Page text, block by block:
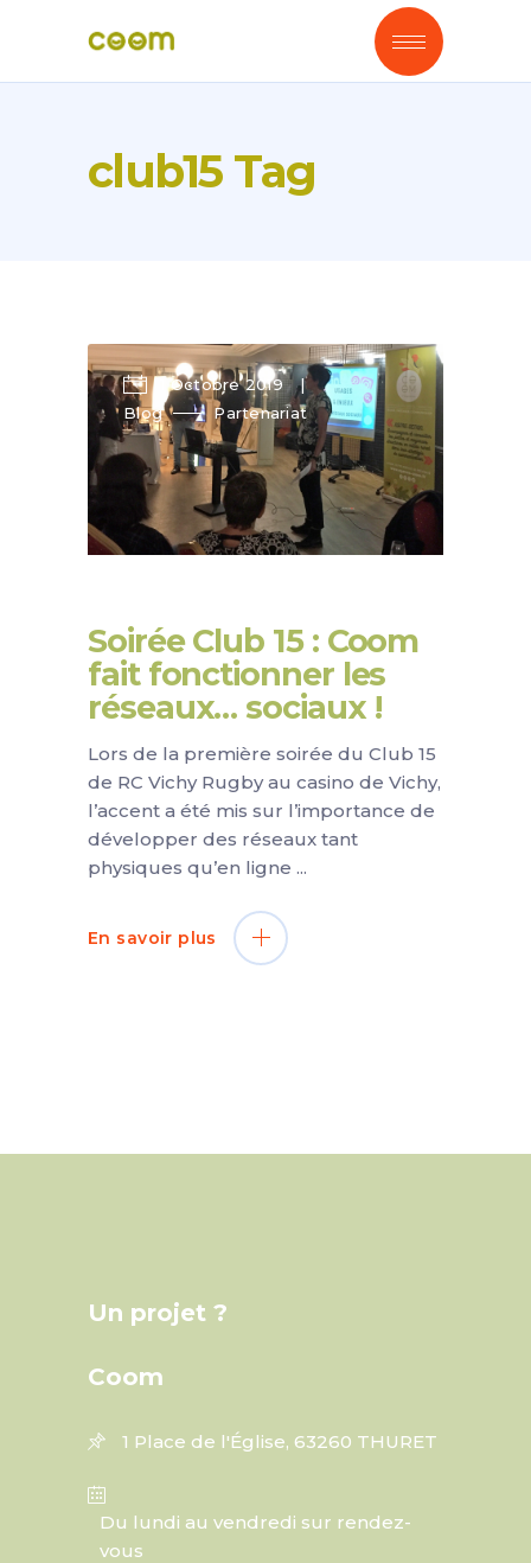
club15 Tag
1 Octobre 2019
Blog
Partenariat
Soirée Club 15 : Coom
fait fonctionner les
réseaux… sociaux !
Lors de la première soirée du Club 15
de RC Vichy Rugby au casino de Vichy,
l’accent a été mis sur l’importance de
développer des réseaux tant
physiques qu’en ligne
En savoir plus
Un projet ?
Coom
1 Place de l'Église, 63260 THURET
Du lundi au vendredi sur rendez-
vous